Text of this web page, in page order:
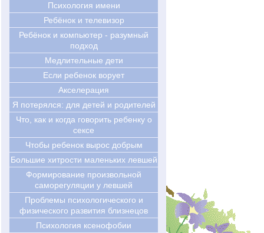
Психология имени
Ребёнок и телевизор
Ребёнок и компьютер - разумный
подход
Медлительные дети
Если ребенок ворует
Акселерация
Я потерялся: для детей и родителей
Что, как и когда говорить ребенку о
сексе
Чтобы ребенок вырос добрым
Большие хитрости маленьких левшей
Формирование произвольной
саморегуляции у левшей
Проблемы психологического и
физического развития близнецов
Психология ксенофобии